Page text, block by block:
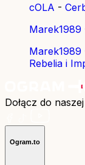
cOLA -
Marek1989
Marek1989
Rebelia i
Dołącz do
Ogram.to